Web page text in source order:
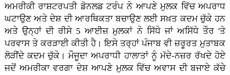
ਅਮਰੀਕੀ ਰਾਸ਼ਟਰਪਤੀ ਡੋਨਲਡ ਟਰੰਪ ਨੇ ਆਪਣੇ ਮੁਲਕ ਵਿੱਚ ਅਪਰਾਧ
ਘਟਾਉਣ ਅਤੇ ਦੇਸ਼ ਦੀ ਆਰਥਿਕਤਾ ਬਚਾਉਣ ਲਈ ਸਖ਼ਤ ਕਦਮ ਚੁੱਕੇ ਹਨ
ਅਤੇ ਉਨ੍ਹਾਂ ਦੀ ਰੀਸੇ 5 ਆਈਜ਼ ਮੁਲਕਾਂ ਨੇ ਸਿੱਧੇ ਜਾਂ ਅਸਿੱਧੇ ਤੌਰ 'ਤੇ
ਪਰਵਾਸ ਤੇ ਕਰੜਾਈ ਕੀਤੀ ਹੈ। ਇਸੇ ਤਰ੍ਹਾਂ ਪੰਜਾਬ ਵੀ ਜ਼ਰੂਰਤ ਮੁਤਾਬਕ
ਲੋੜੀਂਦੇ ਕਦਮ ਚੁੱਕੇ। ਮੌਜੂਦਾ ਅਪਰਾਧੀ ਹਾਲਾਤਾਂ ਨੂੰ ਮੱਦੇ-ਨਜ਼ਰ ਰੱਖਦੇ ਹੋਏ
ਜਦੋਂ ਅਮਰੀਕਾ ਵਰਗਾ ਦੇਸ਼ ਆਪਣੇ ਮੁਲਕ ਵਿੱਚ ਅਵਾਸ ਦੀ ਬਜਾਏ ਕੱਚੇ